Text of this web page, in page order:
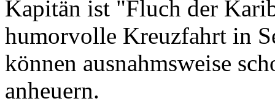
Kapitän ist "Fluch der
humorvolle Kreuzfahrt in
können ausnahmsweise
anheuern.